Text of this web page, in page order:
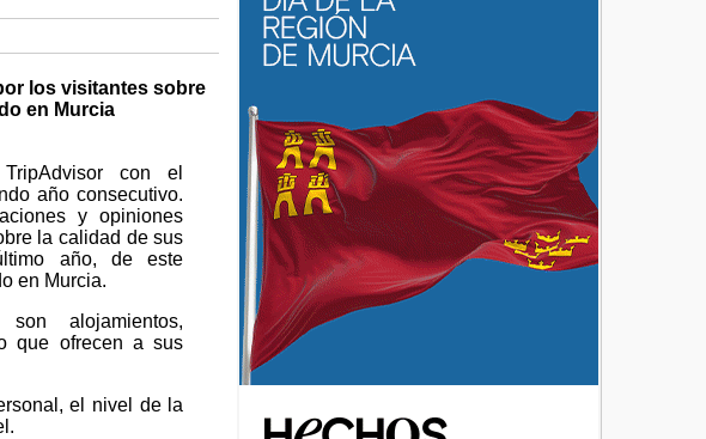
los visitantes sobre
en Murcia
con el
año consecutivo.
y opiniones
la calidad de sus
año, de este
en Murcia.
alojamientos,
que ofrecen a sus
el nivel de la